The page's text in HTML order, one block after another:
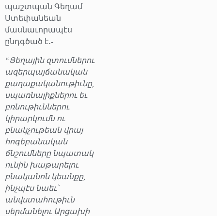
պաշտպան Գեղամ
Ստեփանեան
մասնաւորապէս
ընդգծած է․-
“Ցեղային զտումներու
ազերպայճանական
քաղաքականութիւնը,
սպառնալիքներու եւ
բռնութիւններու
կիրարկումն ու
բնակչութեան վրայ
հոգեբանական
ճնշումները նպատակ
ունին խաթարելու
բնականոն կեանքը,
ինչպէս նաեւ՝
անվստահութիւն
սերմանելու Արցախի